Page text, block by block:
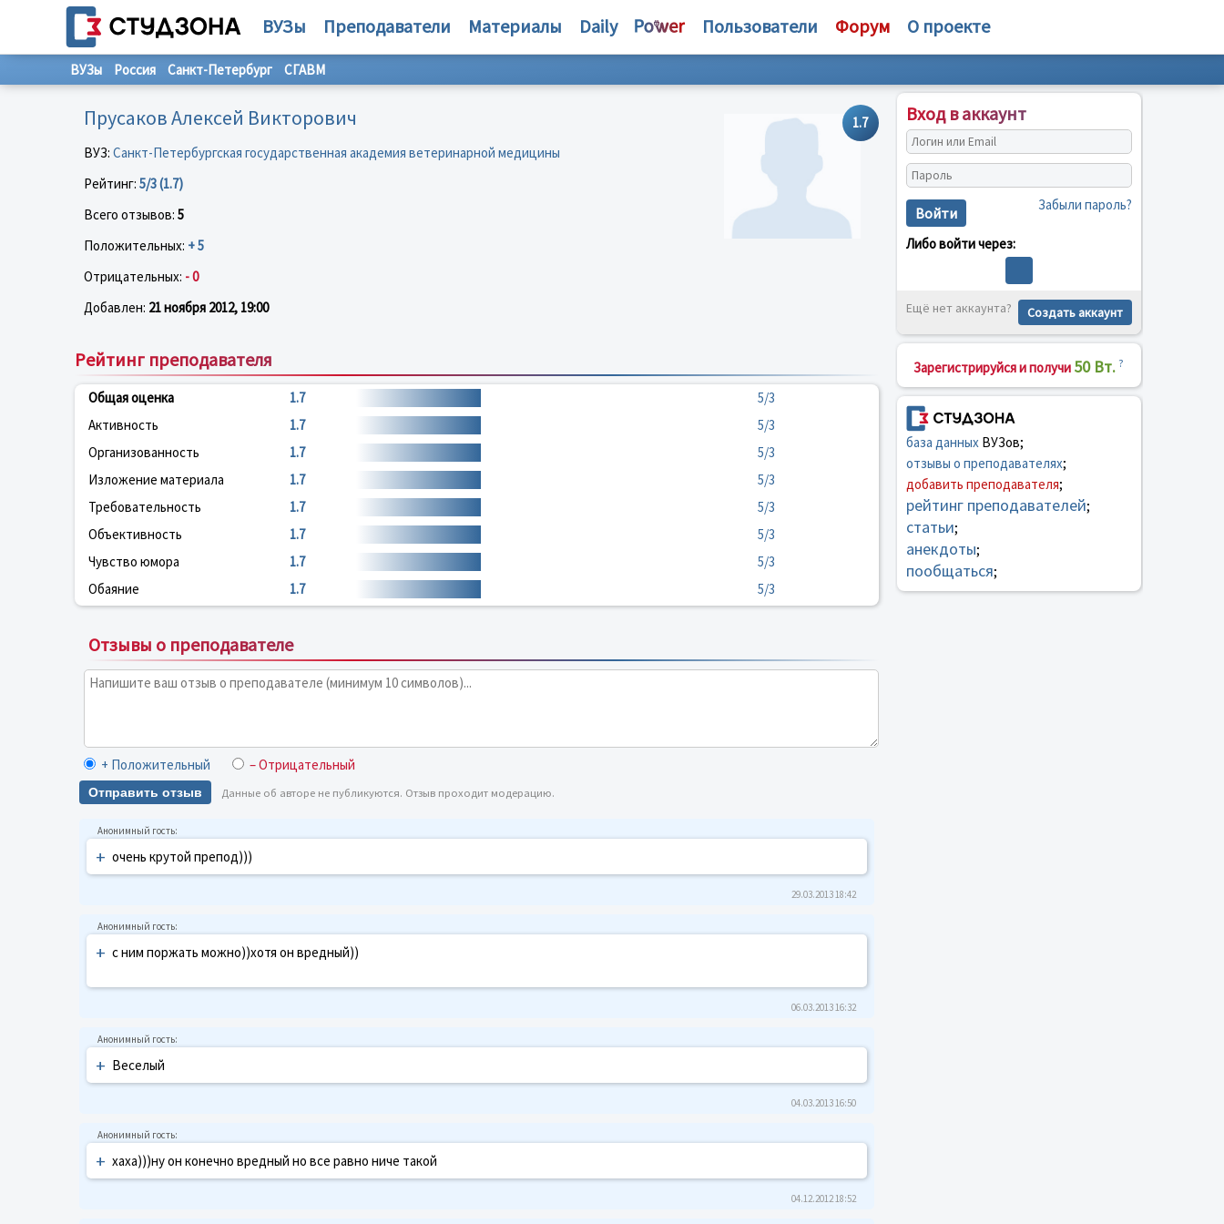
ВУЗы Преподаватели Материалы Daily Пользователи Форум О проекте
ВУЗы Россия Санкт-Петербург СГАВМ
1.7
Прусаков Алексей Викторович
ВУЗ: Санкт-Петербургская государственная академия ветеринарной медицины
Рейтинг: 5/3 (1.7)
Всего отзывов: 5
Положительных: + 5
Отрицательных: - 0
Добавлен: 21 ноября 2012, 19:00
Рейтинг преподавателя
Общая оценка 1.7
5/3
Активность
1.7
5/3
Организованность
1.7
5/3
Изложение материала
1.7
5/3
Требовательность
1.7
5/3
Объективность
1.7
5/3
Чувство юмора
1.7
5/3
Обаяние
1.7 5/3
Отзывы о преподавателе
+ Положительный – Отрицательный
Отправить отзыв Данные об авторе не публикуются. Отзыв проходит модерацию.
+ очень крутой препод)))
29.03.2013 18:42
+ с ним поржать можно))хотя он вредный))
06.03.2013 16:32
+ Веселый
04.03.2013 16:50
+ хаха)))ну он конечно вредный но все равно ниче такой
04.12.2012 18:52
Вход в аккаунт
Войти Забыли пароль?
Либо войти через:
Ещё нет аккаунта? Создать аккаунт
Зарегистрируйся и получи 50 Вт. ?
база данныхВУЗов;
отзывы о преподавателях;
добавить преподавателя;
рейтинг преподавателей;
статьи;
анекдоты;
пообщаться;